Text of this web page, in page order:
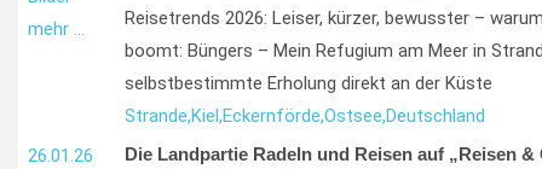
mehr …
Reisetrends 2026: Leiser, kürzer, bewusster –
boomt: Büngers – Mein Refugium am Meer in
selbstbestimmte Erholung direkt an der Küste
Strande,Kiel,Eckernförde,Ostsee,Deutschland
26.01.26
Die Landpartie Radeln und Reisen auf „Reisen &